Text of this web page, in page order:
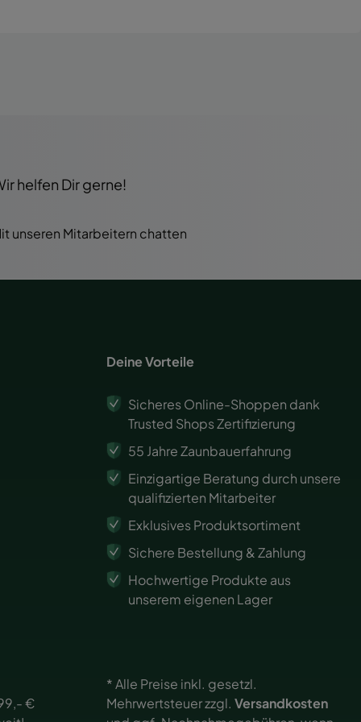
helfen Dir gerne!
unseren Mitarbeitern chatten
Deine Vorteile
Sicheres Online-Shoppen dank
Trusted Shops Zertifizierung
55 Jahre Zaunbauerfahrung
Einzigartige Beratung durch unsere
qualifizierten Mitarbeiter
Exklusives Produktsortiment
Sichere Bestellung & Zahlung
Hochwertige Produkte aus
unserem eigenen Lager
€
* Alle Preise inkl. gesetzl.
Mehrwertsteuer zzgl. Versandkosten